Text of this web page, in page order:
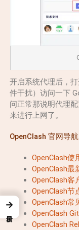
开启系统代理后，
件干扰）访问一下
问正常那说明代理
来进行上网了。
OpenClash 官网导航
OpenClash使
OpenClash最
OpenClash客
OpenClash节
OpenClash常
OpenClash
OpenClash
→